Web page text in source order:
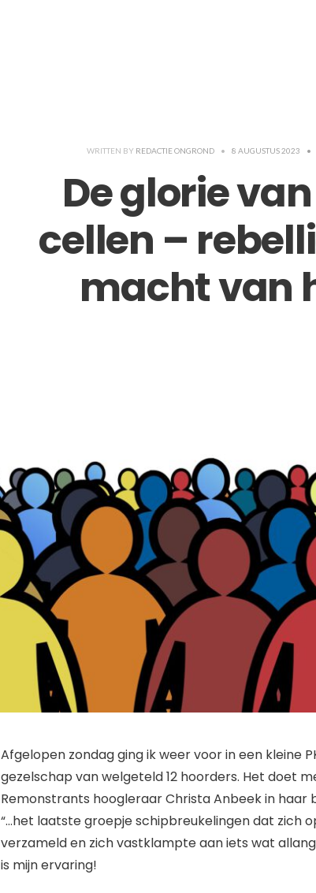
WRITTEN BY REDACTIE ONGROND • 8 AUGUSTUS 2023 •
De glorie
cellen –
macht van
Afgelopen zondag ging ik weer voor in een kleine
gezelschap van welgeteld 12 hoorders. Het doet
Remonstrants hoogleraar Christa Anbeek in haar
“…het laatste groepje schipbreukelingen dat zich
verzameld en zich vastklampte aan iets wat
is mijn ervaring!